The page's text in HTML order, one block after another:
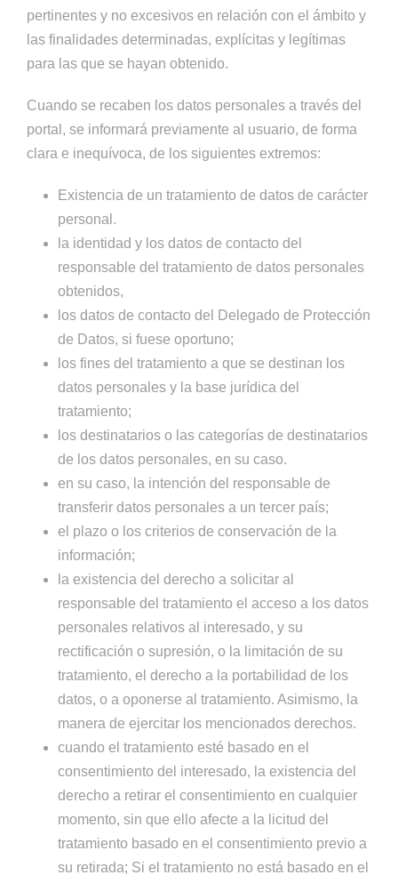
pertinentes y no excesivos en relación con el ámbito y
las finalidades determinadas, explícitas y legítimas
para las que se hayan obtenido.
Cuando se recaben los datos personales a través del
portal, se informará previamente al usuario, de forma
clara e inequívoca, de los siguientes extremos:
Existencia de un tratamiento de datos de carácter
personal.
la identidad y los datos de contacto del
responsable del tratamiento de datos personales
obtenidos,
los datos de contacto del Delegado de Protección
de Datos, si fuese oportuno;
los fines del tratamiento a que se destinan los
datos personales y la base jurídica del
tratamiento;
los destinatarios o las categorías de destinatarios
de los datos personales, en su caso.
en su caso, la intención del responsable de
transferir datos personales a un tercer país;
el plazo o los criterios de conservación de la
información;
la existencia del derecho a solicitar al
responsable del tratamiento el acceso a los datos
personales relativos al interesado, y su
rectificación o supresión, o la limitación de su
tratamiento, el derecho a la portabilidad de los
datos, o a oponerse al tratamiento. Asimismo, la
manera de ejercitar los mencionados derechos.
cuando el tratamiento esté basado en el
consentimiento del interesado, la existencia del
derecho a retirar el consentimiento en cualquier
momento, sin que ello afecte a la licitud del
tratamiento basado en el consentimiento previo a
su retirada; Si el tratamiento no está basado en el